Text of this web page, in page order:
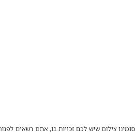
צילום שיש לכם זכויות בו, אתם רשאים